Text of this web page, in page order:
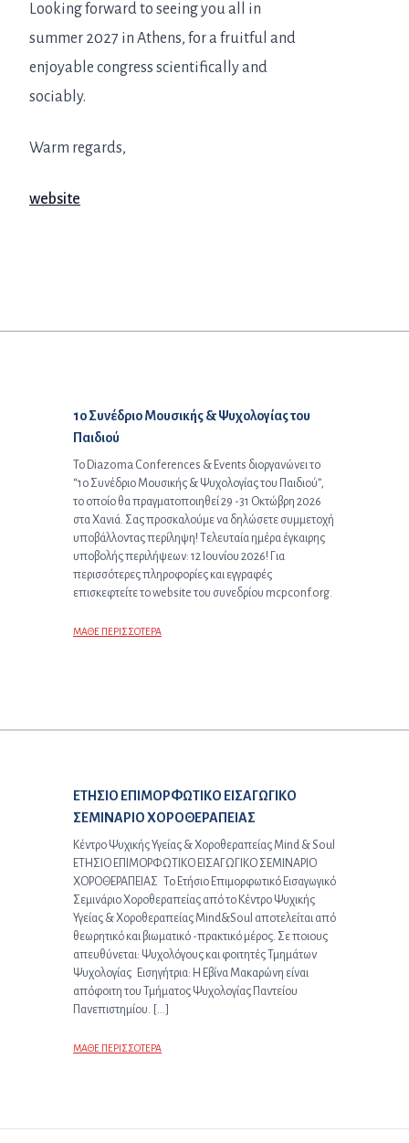
Looking forward to seeing you all in
summer 2027 in Athens, for a fruitful and
enjoyable congress scientifically and
sociably.
Warm regards,
website
Προηγούμενο άρθρο:
1ο Συνέδριο Μουσικής & Ψυχολογίας του
Παιδιού
Το Diazoma Conferences & Events διοργανώνει το
“1ο Συνέδριο Μουσικής & Ψυχολογίας του Παιδιού”,
το οποίο θα πραγματοποιηθεί 29 -31 Οκτώβρη 2026
στα Χανιά. Σας προσκαλούμε να δηλώσετε συμμετοχή
υποβάλλοντας περίληψη! Τελευταία ημέρα έγκαιρης
υποβολής περιλήψεων: 12 Ιουνίου 2026! Για
περισσότερες πληροφορίες και εγγραφές
επισκεφτείτε το website του συνεδρίου mcpconf.org.
ΜΑΘΕ ΠΕΡΙΣΣΟΤΕΡΑ
Επόμενο άρθρο:
ΕΤΗΣΙΟ ΕΠΙΜΟΡΦΩΤΙΚΟ ΕΙΣΑΓΩΓΙΚΟ
ΣΕΜΙΝΑΡΙΟ ΧΟΡΟΘΕΡΑΠΕΙΑΣ
Κέντρο Ψυχικής Υγείας & Χοροθεραπείας Mind & Soul
ΕΤΗΣΙΟ ΕΠΙΜΟΡΦΩΤΙΚΟ ΕΙΣΑΓΩΓΙΚΟ ΣΕΜΙΝΑΡΙΟ
ΧΟΡΟΘΕΡΑΠΕΙΑΣ Το Ετήσιο Επιμορφωτικό Εισαγωγικό
Σεμινάριο Χοροθεραπείας από το Κέντρο Ψυχικής
Υγείας & Χοροθεραπείας Mind&Soul αποτελείται από
θεωρητικό και βιωματικό -πρακτικό μέρος. Σε ποιους
απευθύνεται: Ψυχολόγους και φοιτητές Τμημάτων
Ψυχολογίας Εισηγήτρια: Η Εβίνα Μακαρώνη είναι
απόφοιτη του Τμήματος Ψυχολογίας Παντείου
Πανεπιστημίου. […]
ΜΑΘΕ ΠΕΡΙΣΣΟΤΕΡΑ